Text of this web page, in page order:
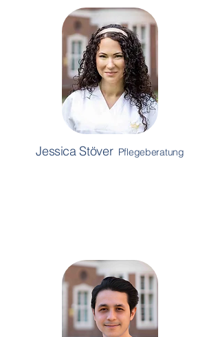
Jessica Stöver Pflegeberatung